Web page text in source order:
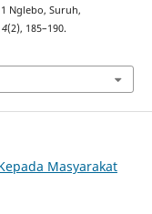
Nglebo, Suruh,
4(2), 185–190.
Masyarakat